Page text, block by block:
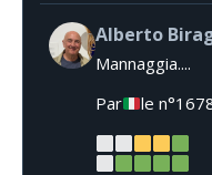
Alberto
Mannaggia....
Par
le